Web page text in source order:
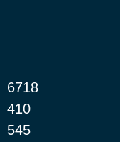
6718
410
545